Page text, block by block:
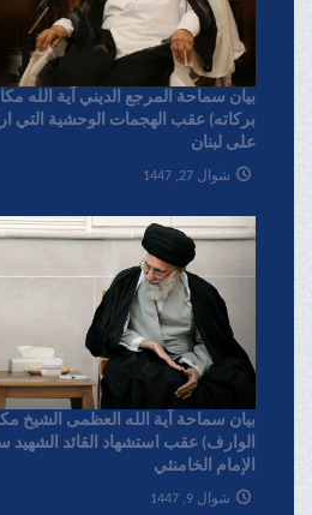
بیان سماحة المرجع الدیني آية الله
برکاته) عقب الهجمات الوحشية التي
علی لبنان
شوال 27, 1447
بیان سماحة آیة الله العظمی الشیخ
الوارف) عقب استشهاد القائد الشهید
الإمام الخامنئي
شوال 9, 1447